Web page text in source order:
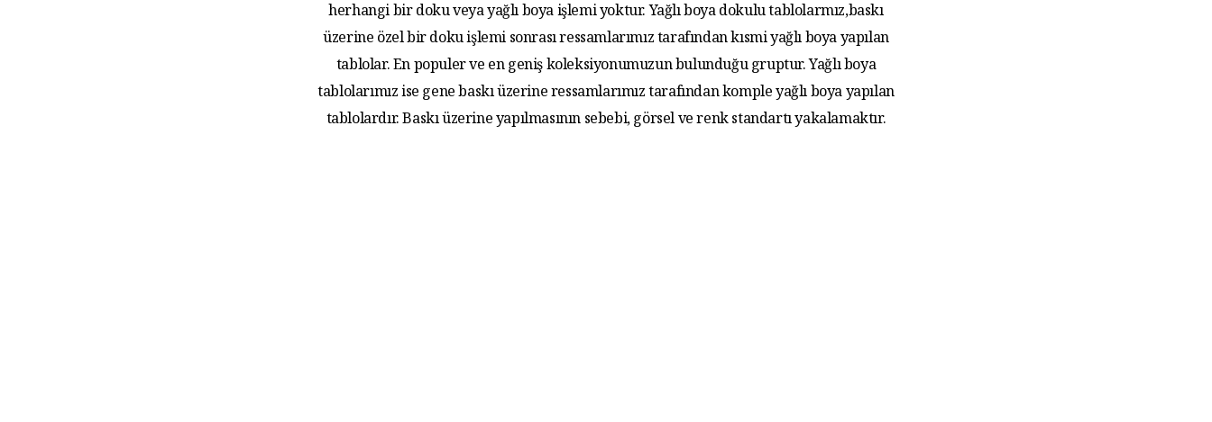
herhangi bir doku veya yağlı boya işlemi yoktur. Yağlı boya dokulu tablolarmız,baskı
üzerine özel bir doku işlemi sonrası ressamlarımız tarafından kısmi yağlı boya yapılan
tablolar. En populer ve en geniş koleksiyonumuzun bulunduğu gruptur. Yağlı boya
tablolarımız ise gene baskı üzerine ressamlarımız tarafından komple yağlı boya yapılan
tablolardır. Baskı üzerine yapılmasının sebebi, görsel ve renk standartı yakalamaktır.